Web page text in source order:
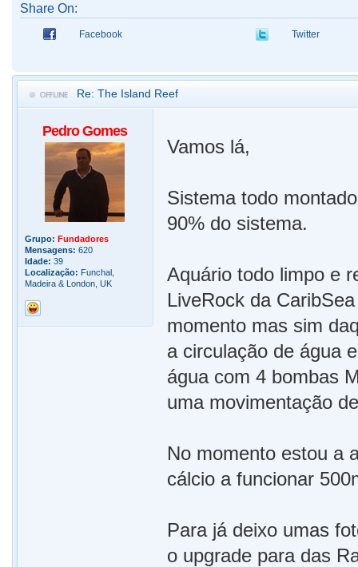
Share On:
Facebook Twitter
Re: The Island Reef
Pedro Gomes
Grupo: Fundadores
Mensagens: 620
Idade: 39
Localização: Funchal,
Madeira & London, UK
Vamos lá,
Sistema todo
90% do sistema.
Aquário todo limpo e
LiveRock da
momento mas sim
a circulação de água
água com 4 bombas
uma movimentação
No momento estou a
cálcio a funcionar
Para já deixo umas
o upgrade para das